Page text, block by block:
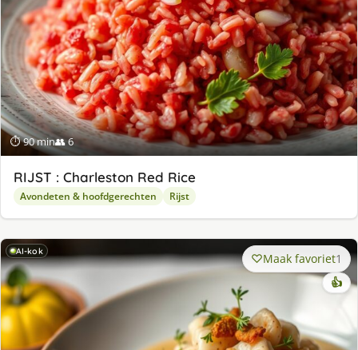
⏱ 90 min👥 6
RIJST : Charleston Red Rice
Avondeten & hoofdgerechten Rijst
AI-kok Maak favoriet1
👍